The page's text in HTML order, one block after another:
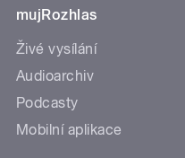
mujRozhlas
Živé vysílání
Audioarchiv
Podcasty
Mobilní aplikace